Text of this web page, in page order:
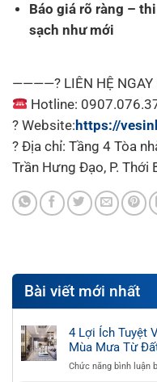
Báo giá rõ ràng –
sạch như mới
————? LIÊN HỆ
Hotline:
? Website: https://
? Địа сһỉ: Tầng 4 Tòa
Trần Hưng Đạo, P. Thới
Bài viết mới nhất
4 Lợi Ích Tuyệt
Mùa Mưa Từ
Chức năng bình luận